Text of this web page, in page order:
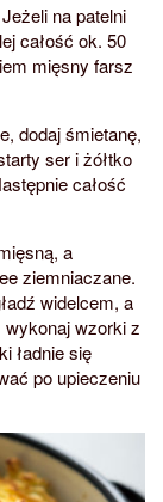
na patelni
całość ok. 50
mięsny farsz
dodaj śmietanę,
ser i żółtko
całość
a
ziemniaczane.
widelcem, a
wzorki z
ładnie się
po upieczeniu